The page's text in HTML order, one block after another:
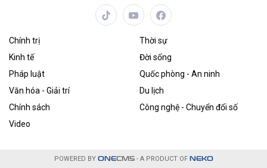
Chính trị
Thời sự
Kinh tế
Đời sống
Pháp luật
Quốc phòng - An ninh
Văn hóa - Giải trí
Du lịch
Chính sách
Công nghệ - Chuyển đổi số
Video
POWERED BY ONECMS- A PRODUCT OF NEKO